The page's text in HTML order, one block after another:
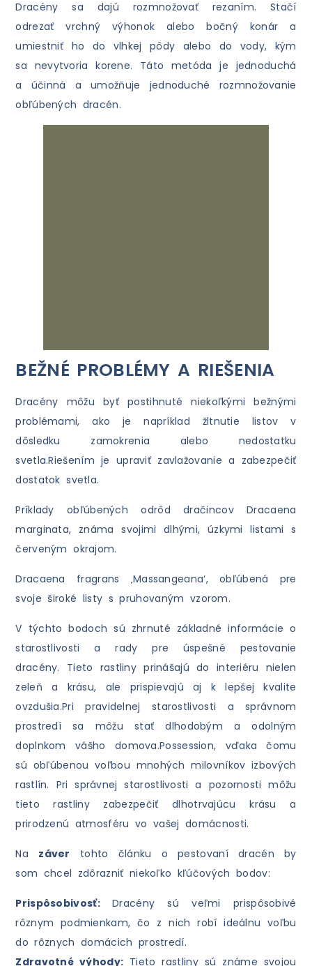
Dracény sa dajú rozmnožovať rezaním. Stačí
odrezať vrchný výhonok alebo bočný konár a
umiestniť ho do vlhkej pôdy alebo do vody, kým
sa nevytvoria korene. Táto metóda je jednoduchá
a účinná a umožňuje jednoduché rozmnožovanie
obľúbených dracén.
BEŽNÉ PROBLÉMY A RIEŠENIA
Dracény môžu byť postihnuté niekoľkými bežnými
problémami, ako je napríklad žltnutie listov v
dôsledku zamokrenia alebo nedostatku
svetla.Riešením je upraviť zavlažovanie a zabezpečiť
dostatok svetla.
Príklady obľúbených odrôd dračincov Dracaena
marginata, známa svojimi dlhými, úzkymi listami s
červeným okrajom.
Dracaena fragrans ‚Massangeana‘, obľúbená pre
svoje široké listy s pruhovaným vzorom.
V týchto bodoch sú zhrnuté základné informácie o
starostlivosti a rady pre úspešné pestovanie
dracény. Tieto rastliny prinášajú do interiéru nielen
zeleň a krásu, ale prispievajú aj k lepšej kvalite
ovzdušia.Pri pravidelnej starostlivosti a správnom
prostredí sa môžu stať dlhodobým a odolným
doplnkom vášho domova.Possession, vďaka čomu
sú obľúbenou voľbou mnohých milovníkov izbových
rastlín. Pri správnej starostlivosti a pozornosti môžu
tieto rastliny zabezpečiť dlhotrvajúcu krásu a
prirodzenú atmosféru vo vašej domácnosti.
Na záver tohto článku o pestovaní dracén by
som chcel zdôrazniť niekoľko kľúčových bodov:
Prispôsobivosť:Dracény sú veľmi prispôsobivé
rôznym podmienkam, čo z nich robí ideálnu voľbu
do rôznych domácich prostredí.
Zdravotné výhody: Tieto rastliny sú známe svojou